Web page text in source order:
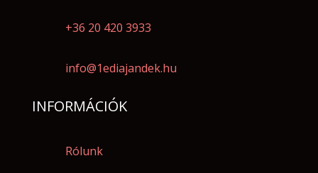
+36 20 420 3933
info@1ediajandek.hu
INFORMÁCIÓK
Rólunk